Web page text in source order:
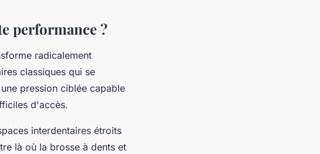
performance ?
radicalement
classiques qui se
pression ciblée capable
d'accès.
interdentaires étroits
là où la brosse à dents et